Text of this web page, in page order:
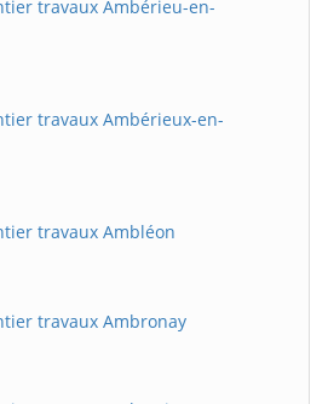
travaux Ambérieu-en-
travaux Ambérieux-en-
travaux Ambléon
travaux Ambronay